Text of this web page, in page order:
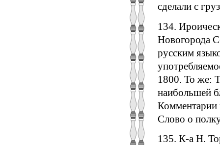
сделали с
134.
Новогорода
русским
1800. То же:
наибольшей
Слово о
135. К-а Н.